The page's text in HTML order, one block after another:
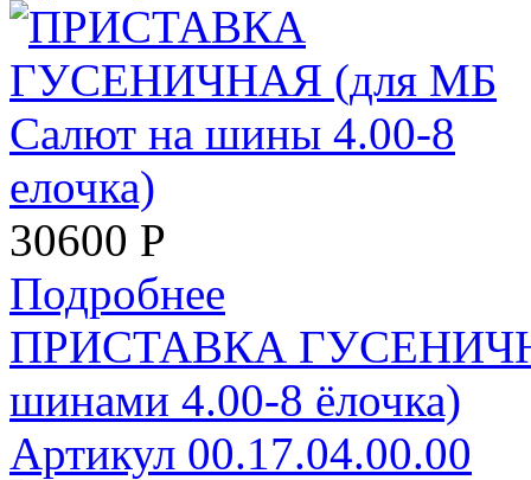
30600 Р
Подробнее
ПРИСТАВКА
шинами 4.00-8 ёлочка)
Артикул 00.17.04.00.00